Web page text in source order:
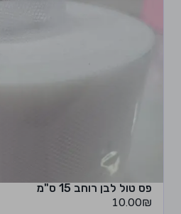
פס טול לבן רוחב 15 ס"מ
10.00₪